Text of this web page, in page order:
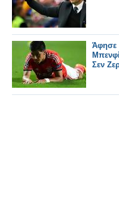
Άφησε
Σεν